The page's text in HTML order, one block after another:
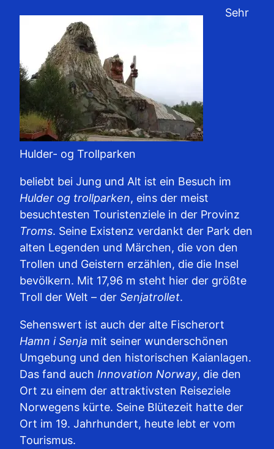
Hulder- og Trollparken
Sehr
beliebt bei Jung und Alt ist ein Besuch im
Hulder og trollparken, eins der meist
besuchtesten Touristenziele in der Provinz
Troms. Seine Existenz verdankt der Park den
alten Legenden und Märchen, die von den
Trollen und Geistern erzählen, die die Insel
bevölkern. Mit 17,96 m steht hier der größte
Troll der Welt – der Senjatrollet.
Sehenswert ist auch der alte Fischerort
Hamn i Senja mit seiner wunderschönen
Umgebung und den historischen Kaianlagen.
Das fand auch Innovation Norway, die den
Ort zu einem der attraktivsten Reiseziele
Norwegens kürte. Seine Blütezeit hatte der
Ort im 19. Jahrhundert, heute lebt er vom
Tourismus.